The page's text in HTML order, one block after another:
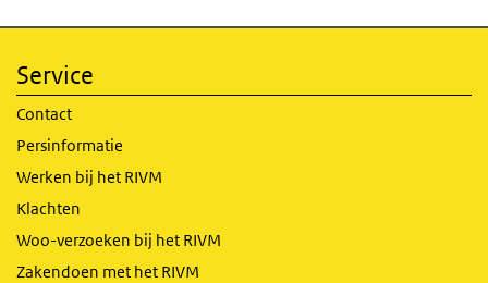
Service
Contact
Persinformatie
Werken bij het RIVM
Klachten
Woo-verzoeken bij het RIVM
Zakendoen met het RIVM